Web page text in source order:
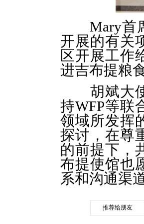
Mary首
开展的有关
区开展工作
进吉布提粮
胡斌大
持WFP等联
领域所发挥
探讨，在尊
的前提下，
布提使馆也
系和沟通渠道
推荐给朋友